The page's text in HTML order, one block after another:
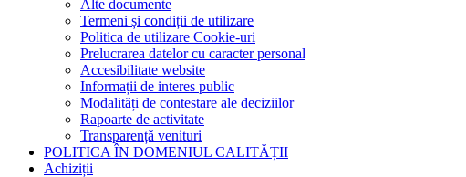
Alte documente
Termeni și condiții de utilizare
Politica de utilizare Cookie-uri
Prelucrarea datelor cu caracter personal
Accesibilitate website
Informații de interes public
Modalități de contestare ale deciziilor
Rapoarte de activitate
Transparență venituri
POLITICA ÎN DOMENIUL CALITĂȚII
Achiziții